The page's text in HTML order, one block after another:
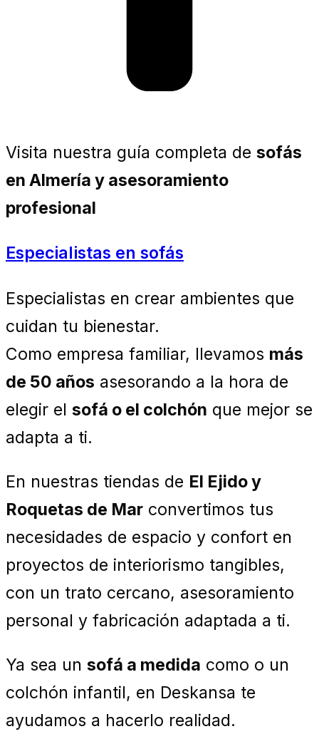
Visita nuestra guía completa de sofás
en Almería y asesoramiento
profesional
Especialistas en sofás
Especialistas en crear ambientes que
cuidan tu bienestar.
Como empresa familiar, llevamos más
de 50 años asesorando a la hora de
elegir el sofá o el colchón que mejor se
adapta a ti.
En nuestras tiendas de El Ejido y
Roquetas de Mar convertimos tus
necesidades de espacio y confort en
proyectos de interiorismo tangibles,
con un trato cercano, asesoramiento
personal y fabricación adaptada a ti.
Ya sea un sofá a medida como o un
colchón infantil, en Deskansa te
ayudamos a hacerlo realidad.